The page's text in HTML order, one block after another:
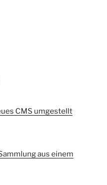
CMS umgestellt
aus einem